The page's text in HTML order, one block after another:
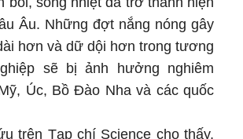
Âu. Những đợt nắng nóng gây
hơn và dữ dội hơn trong tương
sẽ bị ảnh hưởng nghiêm
Úc, Bồ Đào Nha và các quốc
trên Tạp chí Science cho thấy,